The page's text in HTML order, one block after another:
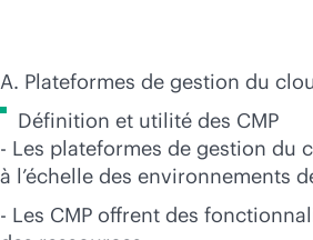
A. Plateformes de gestion du
Définition et utilité des CMP
- Les plateformes de gestion du
à l’échelle des environnements
- Les CMP offrent des